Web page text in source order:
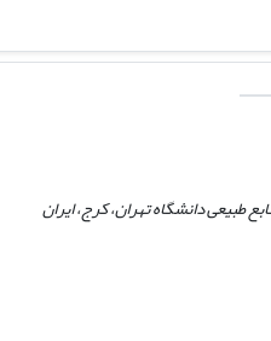
طبیعی دانشگاه تهران، کرج، ایران